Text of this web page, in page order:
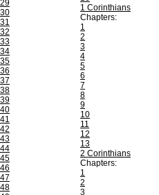
29
30
31
32
33
34
35
36
37
38
39
40
41
42
43
44
45
46
47
48
1 Corinthians
Chapters:
1
2
3
4
5
6
7
8
9
10
11
12
13
2 Corinthians
Chapters:
1
2
3